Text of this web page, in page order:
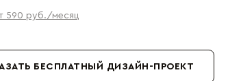
590 руб./месяц
БЕСПЛАТНЫЙ ДИЗАЙН-ПРОЕКТ